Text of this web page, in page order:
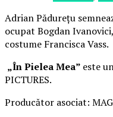
Adrian Pădurețu
ocupat Bogdan
costume Francisca Vass.
„În Pielea Mea” este
PICTURES.
Producător asociat: